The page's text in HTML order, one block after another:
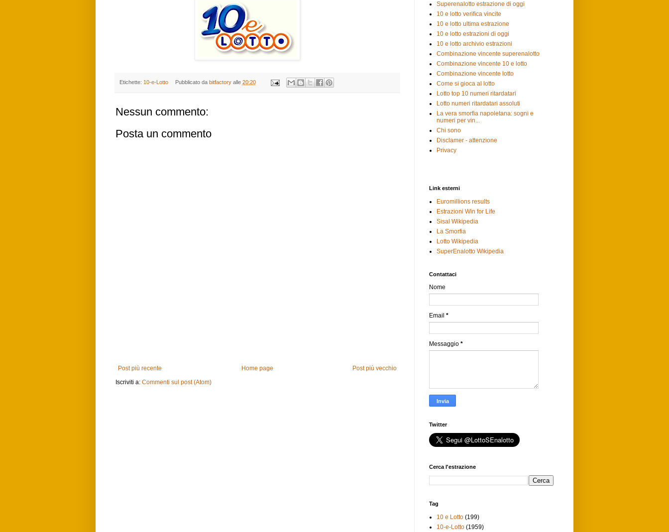
Etichette: 10-e-Lotto Pubblicato da bitfactory alle 20:20
Nessun commento:
Posta un commento
Post più recente Post più vecchio
Home page
Iscriviti a: Commenti sul post (Atom)
Superenalotto estrazione di oggi
10 e lotto verifica vincite
10 e lotto ultima estrazione
10 e lotto estrazioni di oggi
10 e lotto archivio estrazioni
Combinazione vincente superenalotto
Combinazione vincente 10 e lotto
Combinazione vincente lotto
Come si gioca al lotto
Lotto top 10 numeri ritardatari
Lotto numeri ritardatari assoluti
La vera smorfia napoletana: sogni e
numeri per vin...
Chi sono
Disclamer - attenzione
Privacy
Link esterni
Euromillions results
Estrazioni Win for Life
Sisal Wikipedia
La Smorfia
Lotto Wikipedia
SuperEnalotto Wikipedia
Contattaci
Nome
Email *
Messaggio *
Twitter
Cerca l'estrazione
Tag
10 e Lotto (199)
10-e-Lotto (1959)